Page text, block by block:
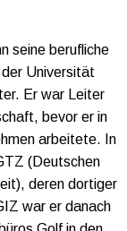
seine berufliche
Universität
Er war Leiter
bevor er in
arbeitete. In
(Deutschen
deren dortiger
war er danach